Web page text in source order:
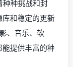
种种挑战和封
和稳定的更新
、音乐、软
提供丰富的种